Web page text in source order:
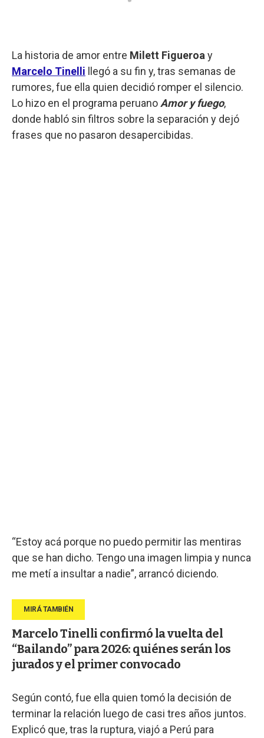
La historia de amor entre Milett Figueroa y
Marcelo Tinelli llegó a su fin y, tras semanas de
rumores, fue ella quien decidió romper el silencio.
Lo hizo en el programa peruano Amor y fuego,
donde habló sin filtros sobre la separación y dejó
frases que no pasaron desapercibidas.
“Estoy acá porque no puedo permitir las mentiras
que se han dicho. Tengo una imagen limpia y nunca
me metí a insultar a nadie”, arrancó diciendo.
Marcelo Tinelli confirmó la vuelta del
“Bailando” para 2026: quiénes serán los
jurados y el primer convocado
Según contó, fue ella quien tomó la decisión de
terminar la relación luego de casi tres años juntos.
Explicó que, tras la ruptura, viajó a Perú para